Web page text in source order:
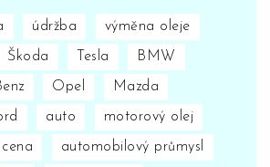
údržba výměna oleje
Škoda Tesla BMW
Opel Mazda
auto motorový olej
cena automobilový průmysl